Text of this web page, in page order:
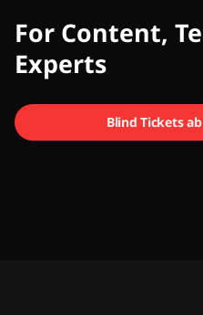
CMCX
For Content,
Experts
Blind Tickets